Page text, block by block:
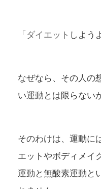
「 ダイエット しよう
なぜなら、その人の
い運動とは限らない
そのわけは、運動に
エットやボディメイ
運動と無酸素運動と